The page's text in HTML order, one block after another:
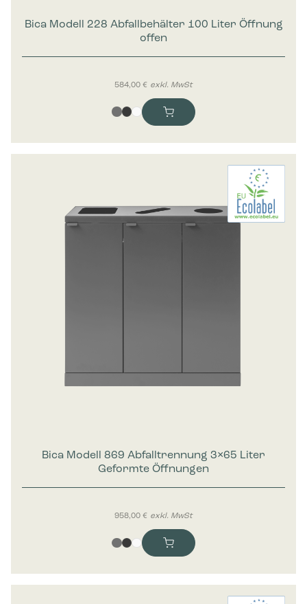
Bica Modell 228 Abfallbehälter 100 Liter Öffnung
offen
584,00€ exkl. MwSt
Bica Modell 869 Abfalltrennung 3×65 Liter
Geformte Öffnungen
958,00€ exkl. MwSt